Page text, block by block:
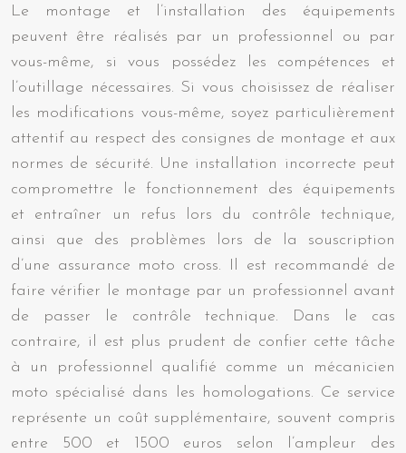
Le montage et l’installation des équipements
peuvent être réalisés par un professionnel ou par
vous-même, si vous possédez les compétences et
l’outillage nécessaires. Si vous choisissez de réaliser
les modifications vous-même, soyez particulièrement
attentif au respect des consignes de montage et aux
normes de sécurité. Une installation incorrecte peut
compromettre le fonctionnement des équipements
et entraîner un refus lors du contrôle technique,
ainsi que des problèmes lors de la souscription
d’une assurance moto cross. Il est recommandé de
faire vérifier le montage par un professionnel avant
de passer le contrôle technique. Dans le cas
contraire, il est plus prudent de confier cette tâche
à un professionnel qualifié comme un mécanicien
moto spécialisé dans les homologations. Ce service
représente un coût supplémentaire, souvent compris
entre 500 et 1500 euros selon l’ampleur des